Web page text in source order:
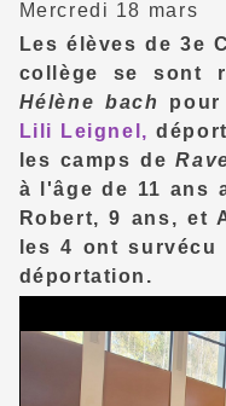
Mercredi 18 mars
Les élèves de 3e
collège se sont
Hélène bach
pour
Lili Leignel,
les camps de
à l'âge de 11 ans
Robert, 9 ans, et
les 4 ont
déportation.